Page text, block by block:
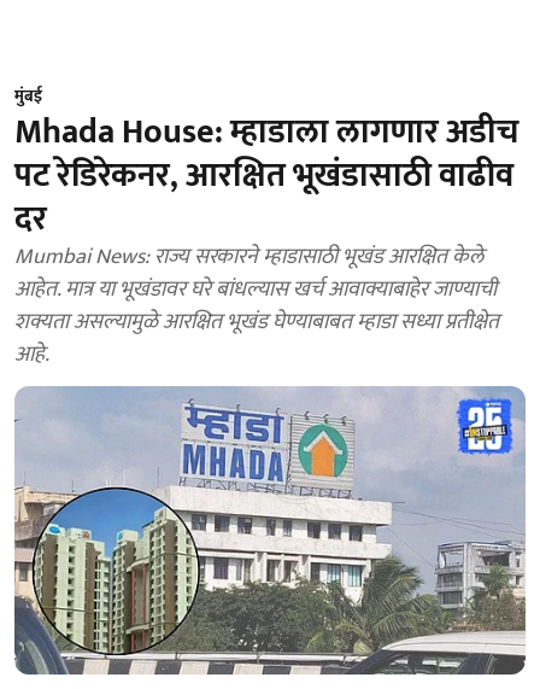
मुंबई
Mhada House: म्हाडाला लागणार अडीच
पट रेडिरेकनर, आरक्षित भूखंडासाठी वाढीव
दर
Mumbai News: राज्य सरकारने म्हाडासाठी भूखंड आरक्षित केले
आहेत. मात्र या भूखंडावर घरे बांधल्यास खर्च आवाक्याबाहेर जाण्याची
शक्यता असल्यामुळे आरक्षित भूखंड घेण्याबाबत म्हाडा सध्या प्रतीक्षेत
आहे.